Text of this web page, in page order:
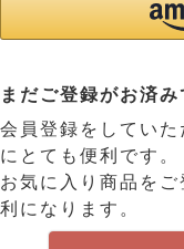
まだご登録がお済
会員登録をしてい
にとても便利です。
お気に入り商品を
利になります。